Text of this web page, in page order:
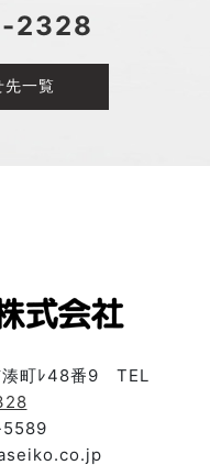
2328
先一覧
町ﾚ48番9 TEL